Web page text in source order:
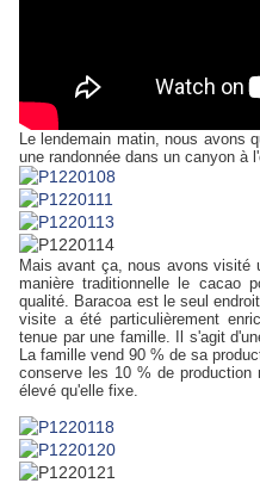
Le lendemain matin, nous avons
une randonnée dans un canyon à
Mais avant ça, nous avons visité
manière traditionnelle le cacao
qualité. Baracoa est le seul
visite a été particulièrement
tenue par une famille. Il s'agit
La famille vend 90 % de sa
conserve les 10 % de
élevé qu'elle fixe.